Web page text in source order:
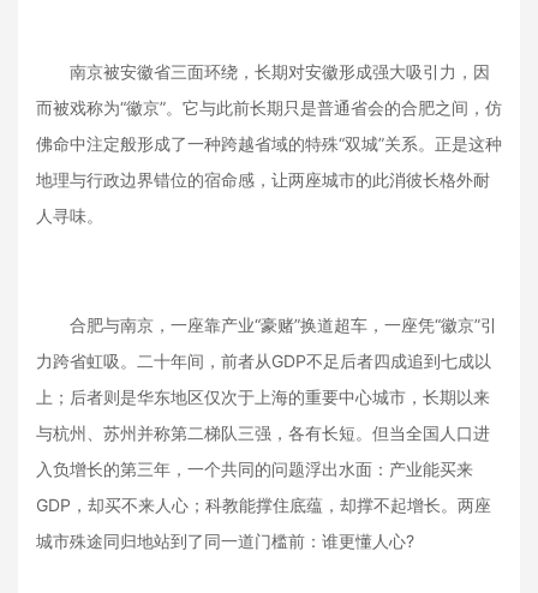
南京被安徽省三面环绕，长期对安徽形成强大吸引力，因
而被戏称为“徽京”。它与此前长期只是普通省会的合肥之间，仿
佛命中注定般形成了一种跨越省域的特殊“双城”关系。正是这种
地理与行政边界错位的宿命感，让两座城市的此消彼长格外耐
人寻味。
合肥与南京，一座靠产业“豪赌”换道超车，一座凭“徽京”引
力跨省虹吸。二十年间，前者从GDP不足后者四成追到七成以
上；后者则是华东地区仅次于上海的重要中心城市，长期以来
与杭州、苏州并称第二梯队三强，各有长短。但当全国人口进
入负增长的第三年，一个共同的问题浮出水面：产业能买来
GDP，却买不来人心；科教能撑住底蕴，却撑不起增长。两座
城市殊途同归地站到了同一道门槛前：谁更懂人心?